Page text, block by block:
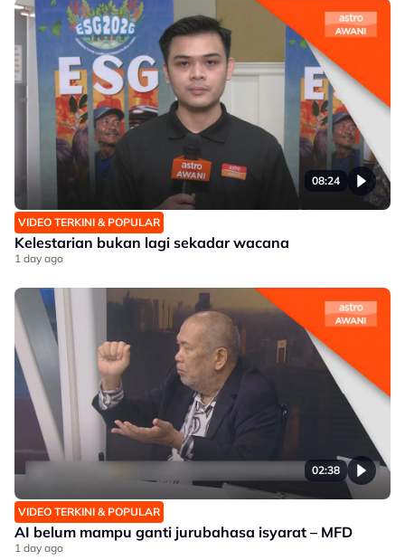
08:24
VIDEO TERKINI & POPULAR
Kelestarian bukan lagi sekadar wacana
1 day ago
02:38
VIDEO TERKINI & POPULAR
AI belum mampu ganti jurubahasa isyarat – MFD
1 day ago